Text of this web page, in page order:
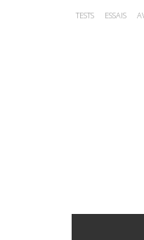
TESTS ESSAIS